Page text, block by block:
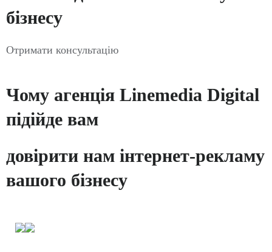
бізнесу
Отримати консультацію
Чому агенція Linemedia Digital
підійде вам
довірити нам інтернет-рекламу
вашого бізнесу